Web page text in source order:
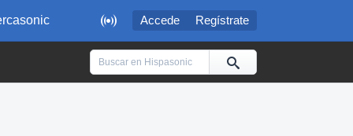
 Accede Regístrate